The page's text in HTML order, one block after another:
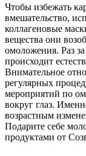
Чтобы избежать
вмешательство,
коллагеновые
вещества они
омоложения. Раз
происходит
Внимательное
регулярных
мероприятий по
вокруг глаз.
возрастным
Подарите себе
продуктами от